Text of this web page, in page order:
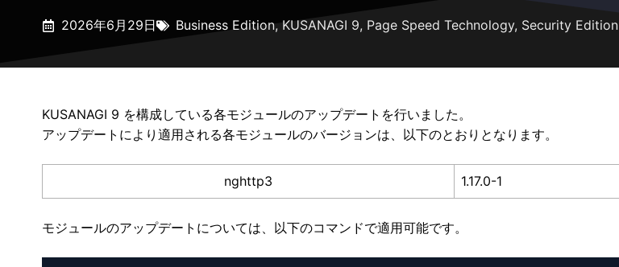
2026年6月29日 Business Edition, KUSANAGI 9, Page Speed Technology, Security Edition
KUSANAGI 9 を構成している各モジュールのアップデートを行いました。
アップデートにより適用される各モジュールのバージョンは、以下のとおりとなります。
nghttp3 1.17.0-1
モジュールのアップデートについては、以下のコマンドで適用可能です。